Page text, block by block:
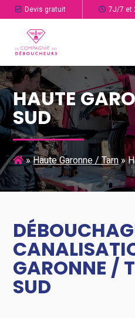
Devis gratuit 7J/7 et
HAUTE
SUD
»Haute Garonne / Tarn »
GARONNE /
SUD